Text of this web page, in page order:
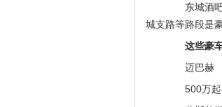
东城酒吧
城支路等路段是
这些豪
迈巴赫
500万起